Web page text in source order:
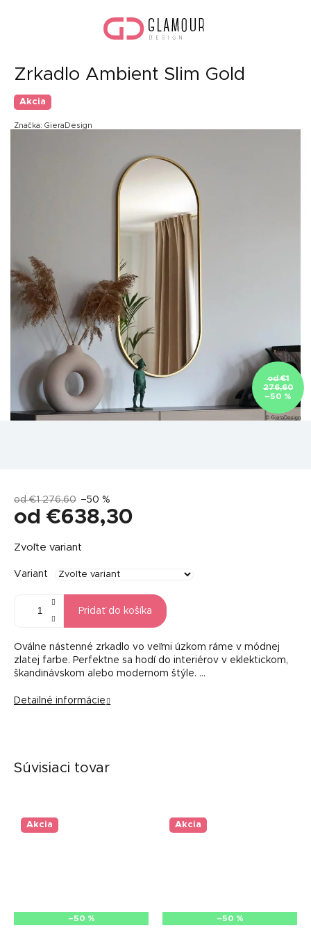
Zrkadlo Ambient Slim Gold
Akcia
Značka: GieraDesign
od €1
276,60
–50 %
od €1 276,60 –50 %
od €638,30
cena:
Zvoľte variant
Variant
Pridať do košíka
Oválne nástenné zrkadlo vo veľmi úzkom ráme v módnej
zlatej farbe. Perfektne sa hodí do interiérov v eklektickom,
škandinávskom alebo modernom štýle. …
Detailné informácie
Súvisiaci tovar
Akcia
–50 %
Akcia
–50 %